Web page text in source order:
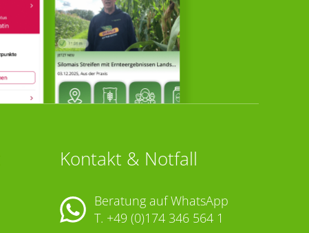
Kontakt & Notfall
Beratung auf WhatsApp
T. +49 (0)174 346 564 1